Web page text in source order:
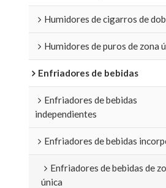
Humidores de cigarros de
Humidores de puros de zona
Enfriadores de bebidas
Enfriadores de bebidas
independientes
Enfriadores de bebidas
Enfriadores de bebidas de
única